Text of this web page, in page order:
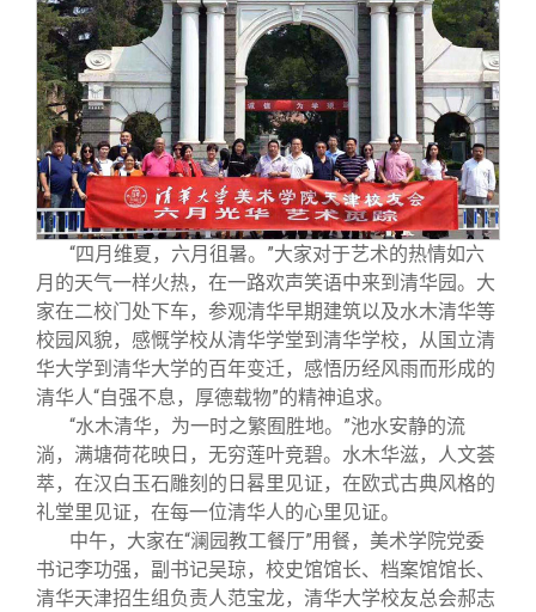
校友讲坛
校友视界
实用信息
总会章程
理事会名单
制度法规
联系我们
“四月维夏，六月徂暑。”大家对于艺术的热情如六
月的天气一样火热，在一路欢声笑语中来到清华园。大
家在二校门处下车，参观清华早期建筑以及水木清华等
校园风貌，感慨学校从清华学堂到清华学校，从国立清
华大学到清华大学的百年变迁，感悟历经风雨而形成的
清华人“自强不息，厚德载物”的精神追求。
“水木清华，为一时之繁囿胜地。”池水安静的流
淌，满塘荷花映日，无穷莲叶竞碧。水木华滋，人文荟
萃，在汉白玉石雕刻的日晷里见证，在欧式古典风格的
礼堂里见证，在每一位清华人的心里见证。
中午，大家在“澜园教工餐厅”用餐，美术学院党委
书记李功强，副书记吴琼，校史馆馆长、档案馆馆长、
清华天津招生组负责人范宝龙，清华大学校友总会郝志